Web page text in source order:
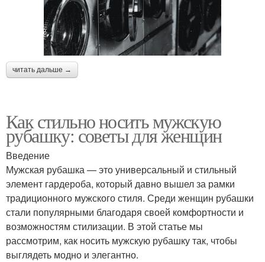
читать дальше →
Как стильно носить мужскую
рубашку: советы для женщин
Введение
Мужская рубашка — это универсальный и стильный
элемент гардероба, который давно вышел за рамки
традиционного мужского стиля. Среди женщин рубашки
стали популярными благодаря своей комфортности и
возможностям стилизации. В этой статье мы
рассмотрим, как носить мужскую рубашку так, чтобы
выглядеть модно и элегантно.